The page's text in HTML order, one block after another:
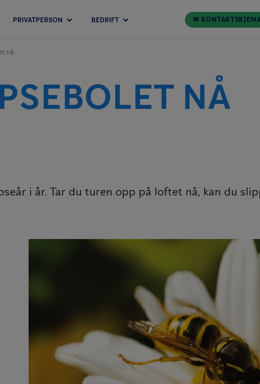
PRIVATPERSON BEDRIFT ✉
nå
NÅ
i år. Tar du turen opp på loftet nå, kan du